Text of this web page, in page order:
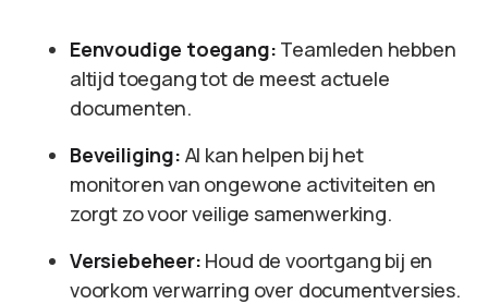
Eenvoudige toegang: Teamleden hebben
altijd toegang tot de meest actuele
documenten.
Beveiliging: AI kan helpen bij het
monitoren van ongewone activiteiten en
zorgt zo voor veilige samenwerking.
Versiebeheer: Houd de voortgang bij en
voorkom verwarring over documentversies.